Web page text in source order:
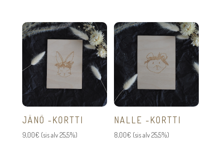
JÄNÖ -KORTTI
9,00€ (sis alv 25,5%)
NALLE -KORTTI
8,00€ (sis alv 25,5%)